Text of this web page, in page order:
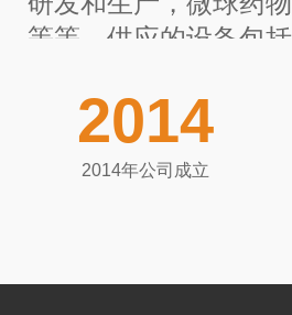
等等。 供应的设备包
研单位及制药企业，
测试剂，酶工程，人
肪乳，脂质体，纳
量超过1000个。
2014
2014年公司成立